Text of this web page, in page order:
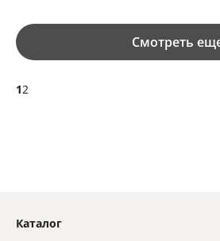
Смотреть
12
Каталог